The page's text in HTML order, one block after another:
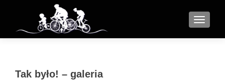
MENU
Tak było! – galeria